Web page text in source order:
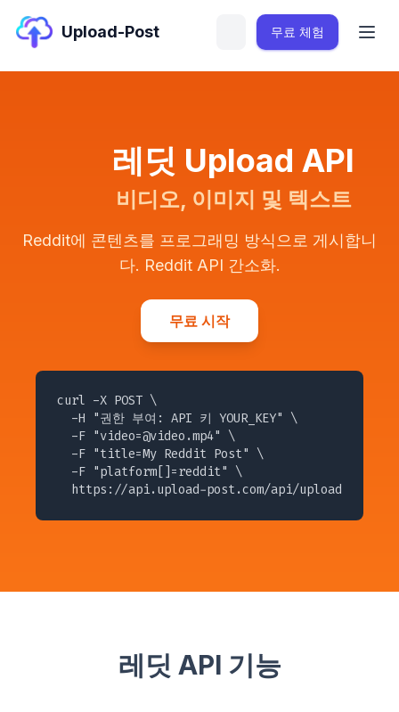
Upload-Post 무료 체험
레딧 Upload API
비디오, 이미지 및 텍스트
Reddit에 콘텐츠를 프로그래밍 방식으로 게시합니
다. Reddit API 간소화.
무료 시작
curl -X POST \
  -H "권한 부여: API 키 YOUR_KEY" \
  -F "
video=@video.mp4" \
  -F "title=My Reddit Post" \
  -F "platform[]=reddit" \
  https://api.upload-post.com/api/upload
레딧 API 기능